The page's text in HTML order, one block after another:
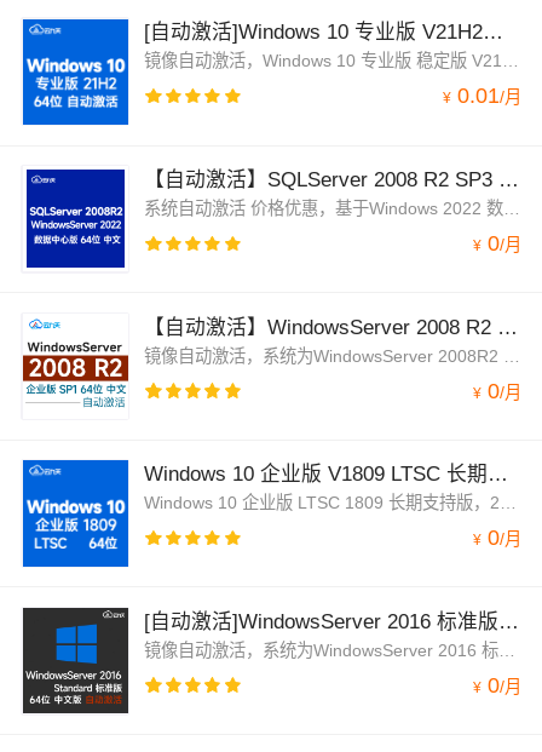
[自动激活]Windows 10 专业版 V21H2稳定版 2025年更新 中文64位 OSBuild 19044
镜像自动激活，Windows 10 专业版 稳定版 V21H2，官方正式版于2023年 发布，此镜像版本为 version 21H2，操作系统内部版本 19044.1348 微软官方镜像，原生纯净版。已经安装阿里云云骑士。
¥ 0.01/月
【自动激活】SQLServer 2008 R2 SP3 企业版 WindowsServer 2022 数据中心 已打SP3补丁
系统自动激活 价格优惠，基于Windows 2022 数据中心版 21H2 安装了SQLServer 2008 R2 企业版 SP3 数据库，并已经安装了SP3补丁，安装了SQL Server Management Studio 10 企业管理器，安装了IIS,.NET 组件，安装了阿里云官方虚拟化驱动及插件，方便更好管理服务器。镜像默认自动激活。
¥ 0/月
【自动激活】WindowsServer 2008 R2 企业版 SP1 64位 中文版 纯净win2008 Entprise
¥ 0/月
Windows 10 企业版 V1809 LTSC 长期支持版 2019 64位 中文版 win10（不含激活码）
Windows 10 企业版 LTSC 1809 长期支持版，2022年更新。纯净版镜像，已安装安骑士。兼容云服务器，可以快速开启实例。
¥ 0/月
[自动激活]WindowsServer 2016 标准版 中文64位 Framework3.5(2024年更新)2016
镜像自动激活，系统为WindowsServer 2016 标准版 Standard 中文64位 预装了.Net Framework 3.5 和 4.6，完美兼容云服务器，自动激活。已安装云监控、云安全中心、云助手插件。Win2016界面与Windows10类似，系统运行流畅，使用方便。
¥ 0/月